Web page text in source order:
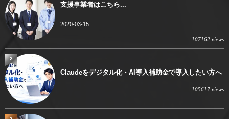
支援事業者はこちら...
2020-03-15
107162 views
Claudeをデジタル化・AI導入補助金で導入したい方へ
105617 views
2